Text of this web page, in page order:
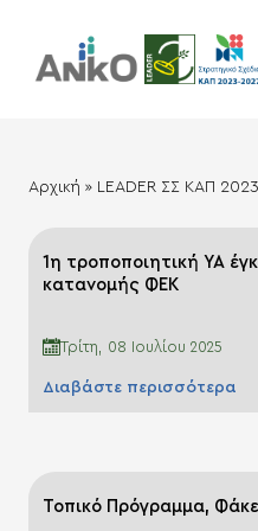
Αρχική » LEADER ΣΣ ΚΑΠ
1η τροποποιητική ΥΑ
κατανομής ΦΕΚ
Τρίτη, 08 Ιουλίου 2025
Διαβάστε περισσότερα
Τοπικό Πρόγραμμα,